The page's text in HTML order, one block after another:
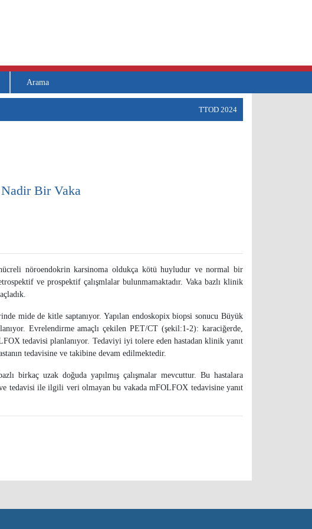
Arama
TTOD 2024
Bir Vaka
nöroendokrin karsinoma oldukça kötü huyludur ve normal bir
ve prospektif çalışmlalar bulunmamaktadır. Vaka bazlı klinik
mide de kitle saptanıyor. Yapılan endoskopix biopsi sonucu Büyük
Evrelendirme amaçlı çekilen PET/CT (şekil:1-2): karaciğerde,
tedavisi planlanıyor. Tedaviyi iyi tolere eden hastadan klinik yanıt
tedavisine ve takibine devam edilmektedir.
birkaç uzak doğuda yapılmış çalışmalar mevcuttur. Bu hastalara
tedavisi ile ilgili veri olmayan bu vakada mFOLFOX tedavisine yanıt